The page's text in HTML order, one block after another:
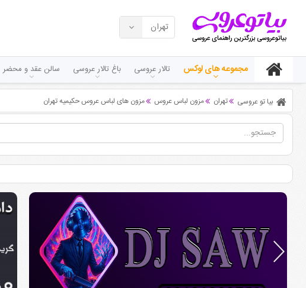
تهران
مجموعه های لوکس تالار عروسی باغ تالار عروسی سالن عقد و محضر
بیا تو عروسی تهران مزون لباس عروس مزون های لباس عروس حکیمیه تهران